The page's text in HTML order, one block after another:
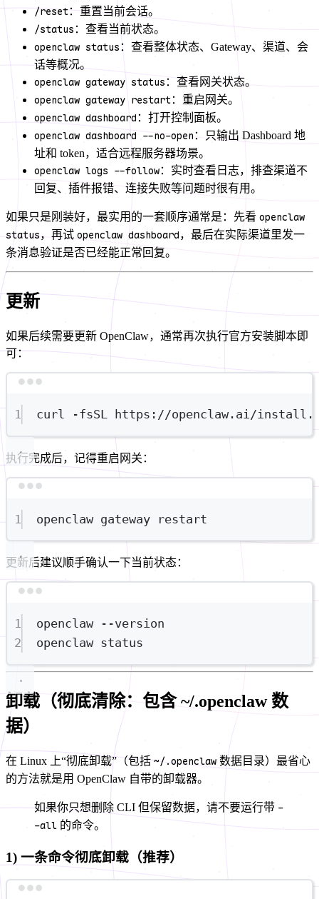
/reset：重置当前会话。
/status ：查看当前状态。
openclaw status ：查看整体状态、Gateway、渠道、会
话等概况。
openclaw gateway status ：查看网关状态。
openclaw gateway restart：重启网关。
openclaw dashboard ：打开控制面板。
openclaw dashboard --no-open：只输出 Dashboard 地
址和 token，适合远程服务器场景。
openclaw logs --follow：实时查看日志，排查渠道不
回复、插件报错、连接失败等问题时很有用。
如果只是刚装好，最实用的一套顺序通常是：先看 openclaw
status，再试 openclaw dashboard，最后在实际渠道里发一
条消息验证是否已经能正常回复。
更新
如果后续需要更新 OpenClaw，通常再次执行官方安装脚本即
可：
1 curl -fsSL https://openclaw.ai/
执行完成后，记得重启网关：
1 openclaw gateway restart
更新后建议顺手确认一下当前状态：
1 openclaw
--version
2
openclaw status
卸载（彻底清除：包含 ~/.openclaw 数
据）
在 Linux 上“彻底卸载”（包括~/.openclaw 数据目录）最省心
的方法就是用 OpenClaw 自带的卸载器。
如果你只想删除 CLI 但保留数据，请不要运行带 -
-all 的命令。
1) 一条命令彻底卸载（推荐）